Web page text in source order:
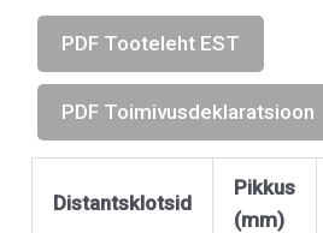
PDF Tooteleht EST
PDF Toimivusdeklaratsioon
Distantsklotsid
Pikkus
(mm)